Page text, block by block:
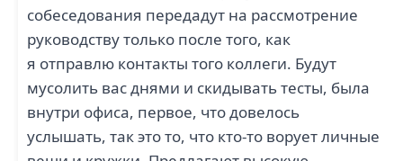
KAZAKHSTAN (2)
WORLD MED ВОРЛД
МЕД (2)
собеседования передадут на рассмотрение
руководству только после того, как
я отправлю контакты того коллеги. Будут
мусолить вас днями и скидывать тесты, была
внутри офиса, первое, что довелось
услышать, так это то, что кто-то ворует личные